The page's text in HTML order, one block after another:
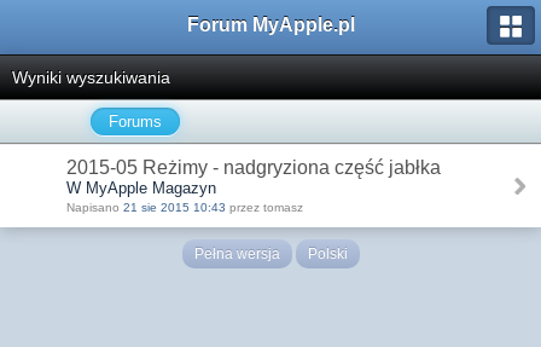
Forum MyApple.pl
Wyniki wyszukiwania
Forums
2015-05 Reżimy - nadgryziona część jabłka
W MyApple Magazyn
Napisano 21 sie 2015 10:43 przez tomasz
Pełna wersja Polski